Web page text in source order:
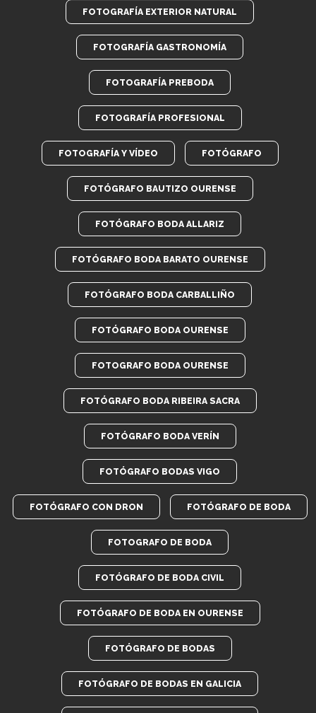
FOTOGRAFÍA EXTERIOR NATURAL
FOTOGRAFÍA GASTRONOMÍA
FOTOGRAFÍA PREBODA
FOTOGRAFÍA PROFESIONAL
FOTOGRAFÍA Y VÍDEO FOTÓGRAFO
FOTÓGRAFO BAUTIZO OURENSE
FOTÓGRAFO BODA ALLARIZ
FOTÓGRAFO BODA BARATO OURENSE
FOTÓGRAFO BODA CARBALLIÑO
FOTÓGRAFO BODA OURENSE
FOTOGRAFO BODA OURENSE
FOTÓGRAFO BODA RIBEIRA SACRA
FOTÓGRAFO BODA VERÍN
FOTÓGRAFO BODAS VIGO
FOTÓGRAFO CON DRON FOTÓGRAFO DE BODA
FOTOGRAFO DE BODA
FOTÓGRAFO DE BODA CIVIL
FOTÓGRAFO DE BODA EN OURENSE
FOTÓGRAFO DE BODAS
FOTÓGRAFO DE BODAS EN GALICIA